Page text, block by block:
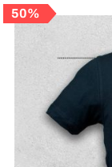
50%